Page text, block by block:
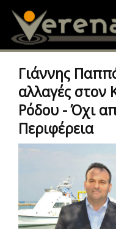
content
Γιάννης
αλλαγές στον
Ρόδου - Όχι
Περιφέρεια